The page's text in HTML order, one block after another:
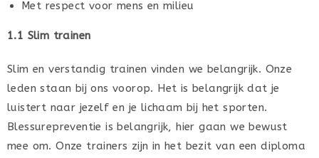
Met respect voor mens en milieu
1.1 Slim trainen
Slim en verstandig trainen vinden we belangrijk. Onze
leden staan bij ons voorop. Het is belangrijk dat je
luistert naar jezelf en je lichaam bij het sporten.
Blessurepreventie is belangrijk, hier gaan we bewust
mee om. Onze trainers zijn in het bezit van een diploma